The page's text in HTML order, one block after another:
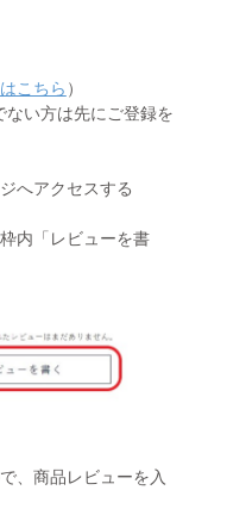
こちら ）
い方は先にご登録を
へアクセスする
内「レビューを書
、商品レビューを入